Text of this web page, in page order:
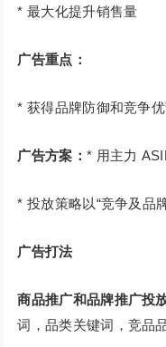
* 最大化提升销售量
广告重点：
* 获得品牌防御和竞争
广告方案： * 用主力
* 投放策略以“竞争及品
广告打法
商品推广和品牌推广投
词，品类关键词，竞品